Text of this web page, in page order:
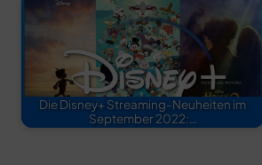
Die Disney+ Streaming-Neuheiten im
September 2022:…